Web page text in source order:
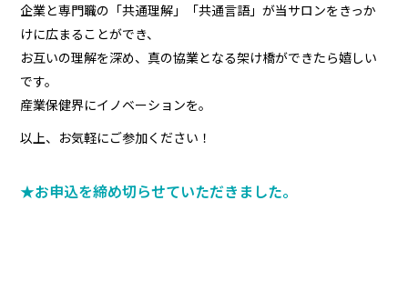
企業と専門職の「共通理解」「共通言語」が当サロンをきっか
けに広まることができ、
お互いの理解を深め、真の協業となる架け橋ができたら嬉しい
です。
産業保健界にイノベーションを。
以上、お気軽にご参加ください！
★お申込を締め切らせていただきました。